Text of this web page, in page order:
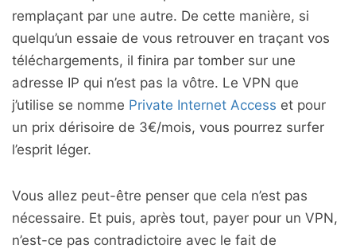
remplaçant par une autre. De cette manière, si
quelqu’un essaie de vous retrouver en traçant vos
téléchargements, il finira par tomber sur une
adresse IP qui n’est pas la vôtre. Le VPN que
j’utilise se nomme Private Internet Access et pour
un prix dérisoire de 3€/mois, vous pourrez surfer
l’esprit léger.
Vous allez peut-être penser que cela n’est pas
nécessaire. Et puis, après tout, payer pour un VPN,
n’est-ce pas contradictoire avec le fait de